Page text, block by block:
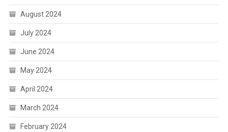
August 2024
July 2024
June 2024
May 2024
April 2024
March 2024
February 2024